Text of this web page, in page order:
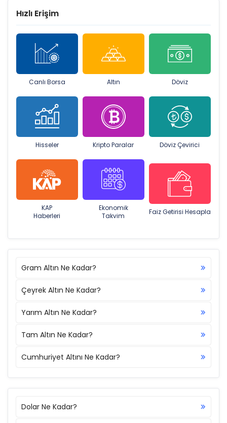
Hızlı Erişim
Canlı Borsa Altın Döviz
Hisseler Kripto Paralar Döviz Çevirici
KAP
Haberleri
Ekonomik
Takvim
Faiz Getirisi Hesapla
Gram Altın Ne Kadar?
Çeyrek Altın Ne Kadar?
Yarım Altın Ne Kadar?
Tam Altın Ne Kadar?
Cumhuriyet Altını Ne Kadar?
Dolar Ne Kadar?